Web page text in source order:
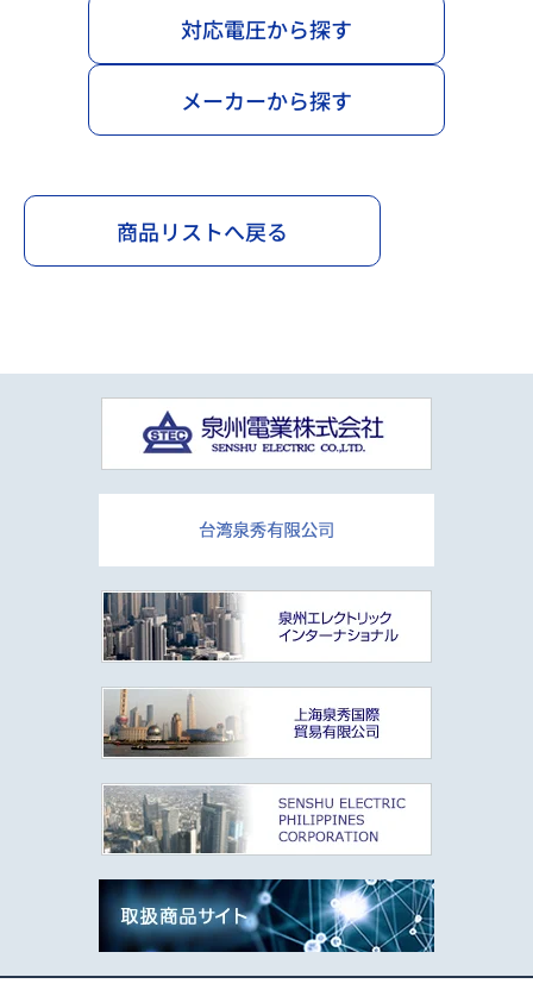
対応電圧から探す
メーカーから探す
商品リストへ戻る